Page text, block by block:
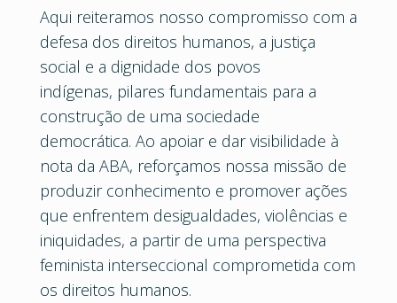
Aqui reiteramos nosso compromisso com a
defesa dos direitos humanos, a justiça
social e a dignidade dos povos
indígenas, pilares fundamentais para a
construção de uma sociedade
democrática. Ao apoiar e dar visibilidade à
nota da ABA, reforçamos nossa missão de
produzir conhecimento e promover ações
que enfrentem desigualdades, violências e
iniquidades, a partir de uma perspectiva
feminista interseccional comprometida com
os direitos humanos.